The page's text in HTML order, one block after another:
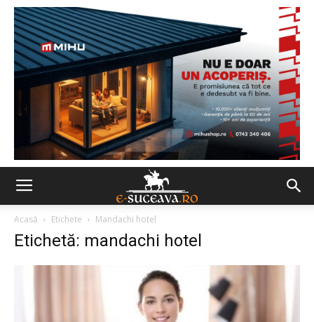
Acasă Etichete Mandachi hotel
Etichetă: mandachi hotel